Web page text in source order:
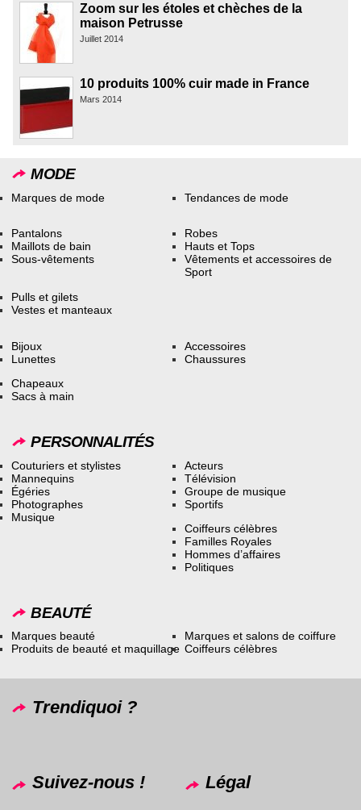
Zoom sur les étoles et chèches de la
maison Petrusse
Juillet 2014
10 produits 100% cuir made in France
Mars 2014
MODE
Marques de mode Tendances de mode
Pantalons
Maillots de bain
Sous-vêtements
Robes
Hauts et Tops
Vêtements et accessoires de
Sport
Pulls et gilets
Vestes et manteaux
Bijoux
Lunettes
Accessoires
Chaussures
Chapeaux
Sacs à main
PERSONNALITÉS
Couturiers et stylistes
Mannequins
Égéries
Photographes
Musique
Acteurs
Télévision
Groupe de musique
Sportifs
Coiffeurs célèbres
Familles Royales
Hommes d’affaires
Politiques
BEAUTÉ
Marques beauté
Produits de beauté et maquillage
Marques et salons de coiffure
Coiffeurs célèbres
Trendiquoi ?
Suivez-nous ! Légal